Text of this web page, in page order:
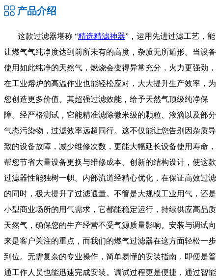
产品介绍
这款过滤器堪称 “精选精滤神器”，运用先进过滤工艺，能
让燃气气纯净度达到前所未有的高度，杂质无所遁形。当设备
使用如此纯净的天然气，燃烧会变得异常充分，火力更强劲，
在工业熔炉的高温作业也能轻松应对，大大提升生产效率，为
您创造更多价值。 其超强过滤效能，给予天然气顶级纯净保
障。经严格测试，它能精准滤除微米级的颗粒、液滴以及部分
气态污染物，过滤效率远超同行。这不仅能让您告别因杂质导
致的设备故障，减少维修次数，更能大幅延长设备使用寿命，
帮您节省大量设备更换与维修成本。 创新的结构设计，使这款
过滤器性能独树一帜。内部流道经精心优化，在保证高效过滤
的同时，极大提升了过滤通量。不管是大规模工业用气，还是
小型商业场所的用气需求，它都能稳定运行，持续供应高品质
天然气，确保您的生产经营不受气源质量影响。 安装与调试向
来是客户关注的重点，而我们的燃气过滤器在这方面轻松一步
到位。无需复杂的专业操作，简单易懂的安装指南，即便是普
通工作人员也能迅速完成安装。调试过程更是便捷，通过智能